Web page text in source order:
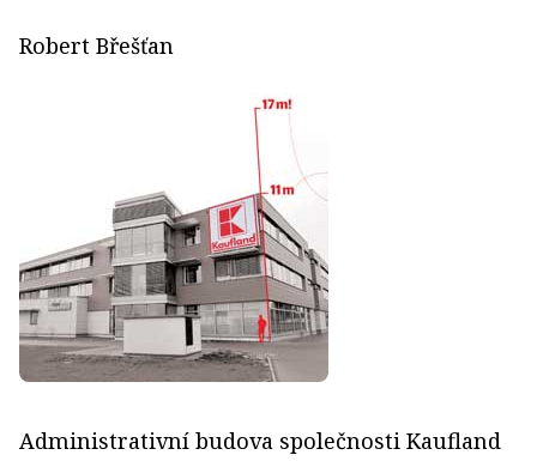
Robert Břešťan
Administrativní budova společnosti Kaufland